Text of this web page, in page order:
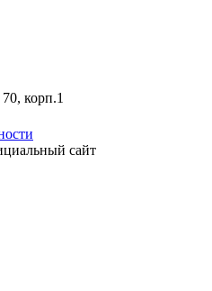
корп.1
сайт